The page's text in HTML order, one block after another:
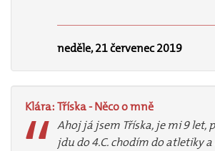
neděle, 21 červenec 2019
Klára:Tříska-Něcoomně
Ahoj já jsem Tříska, je mi 9 let,
jdu do 4.C. chodím do atletiky